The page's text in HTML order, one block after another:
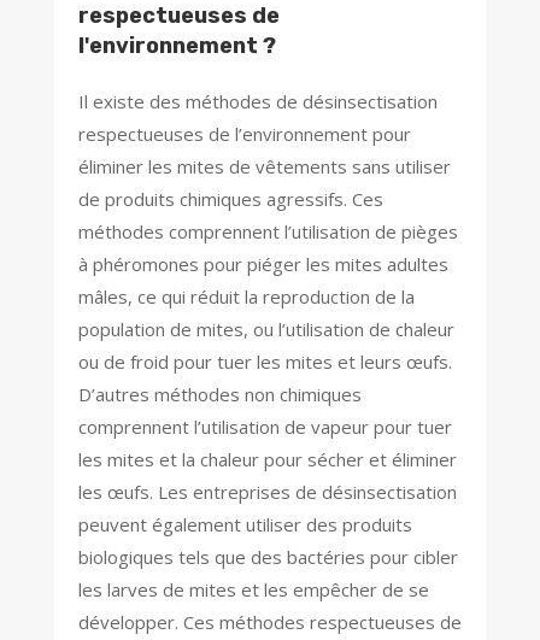
respectueuses de
l'environnement ?
Il existe des méthodes de désinsectisation
respectueuses de l’environnement pour
éliminer les mites de vêtements sans utiliser
de produits chimiques agressifs. Ces
méthodes comprennent l’utilisation de pièges
à phéromones pour piéger les mites adultes
mâles, ce qui réduit la reproduction de la
population de mites, ou l’utilisation de chaleur
ou de froid pour tuer les mites et leurs œufs.
D’autres méthodes non chimiques
comprennent l’utilisation de vapeur pour tuer
les mites et la chaleur pour sécher et éliminer
les œufs. Les entreprises de désinsectisation
peuvent également utiliser des produits
biologiques tels que des bactéries pour cibler
les larves de mites et les empêcher de se
développer. Ces méthodes respectueuses de